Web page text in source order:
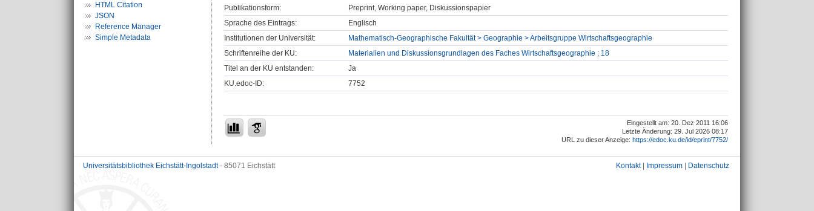
HTML Citation
JSON
Reference Manager
Simple Metadata
Publikationsform:
Preprint, Working paper, Diskussionspapier
Sprache des Eintrags:
Englisch
Institutionen der Universität:
Mathematisch-Geographische Fakultät > Geographie > Arbeitsgruppe Wirtschaftsgeographie
Schriftenreihe der KU:
Materialien und Diskussionsgrundlagen des Faches Wirtschaftsgeographie ; 18
Titel an der KU entstanden:
Ja
KU.edoc-ID:
7752
Eingestellt am: 20. Dez 2011 16:06
Letzte Änderung: 29. Jul 2026 08:17
URL zu dieser Anzeige: https://edoc.ku.de/id/eprint/7752/
Universitätsbibliothek Eichstätt-Ingolstadt- 85071 Eichstätt Kontakt| Impressum Datenschutz